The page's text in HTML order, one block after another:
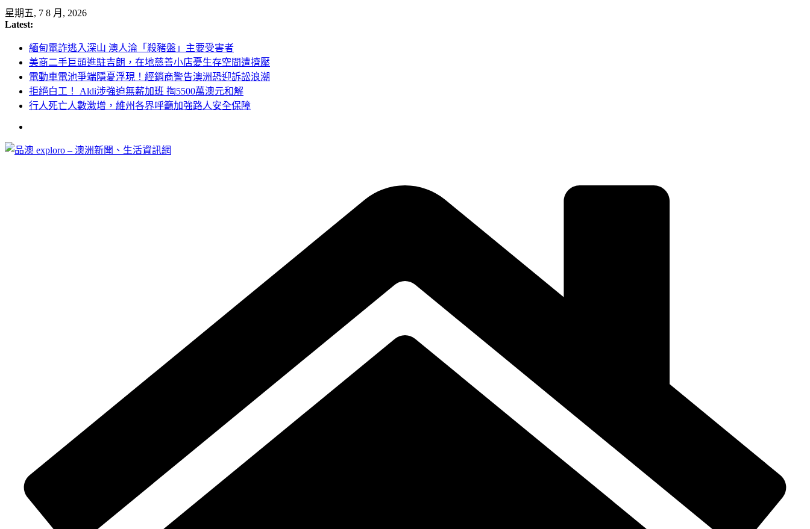
Skip
to
content
星期五, 7 8 月, 2026
Latest:
緬甸電詐逃入深山 澳人淪「殺豬盤」主要受害者
美商二手巨頭進駐吉朗，在地慈善小店憂生存空間遭擠壓
電動車電池爭端隱憂浮現！經銷商警告澳洲恐迎訴訟浪潮
拒絕白工！ Aldi涉強迫無薪加班 掏5500萬澳元和解
行人死亡人數激增，維州各界呼籲加強路人安全保障